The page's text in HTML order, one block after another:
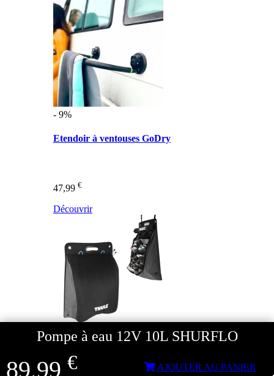
- 9%
Etendoir à ventouses GoDry
47,99 €
Découvrir
Pompe à eau 12V 10L SHURFLO
89,99 € AJOUTER AU PANIER